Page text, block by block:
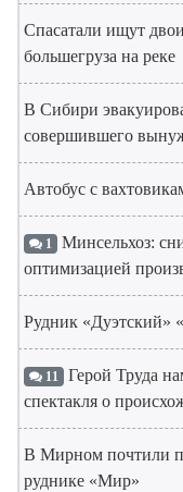
Спасатали ищут
большегруза на реке
В Сибири
совершившего
Автобус с
1 Минсельхоз:
оптимизацией
Рудник «Дуэтский»
11 Герой Труда
спектакля о
В Мирном почтили
руднике «Мир»